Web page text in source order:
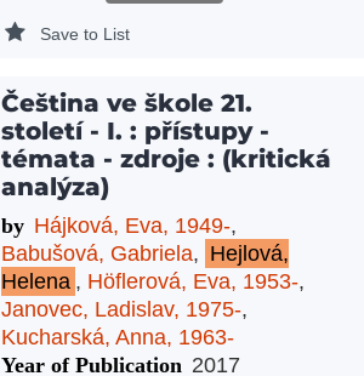
Save to List
Čeština ve škole 21.
století - I. : přístupy -
témata - zdroje : (kritická
analýza)
by Hájková, Eva, 1949-,
Babušová, Gabriela, Hejlová,
Helena , Höflerová, Eva, 1953-,
Janovec, Ladislav, 1975-,
Kucharská, Anna, 1963-
Year of Publication 2017